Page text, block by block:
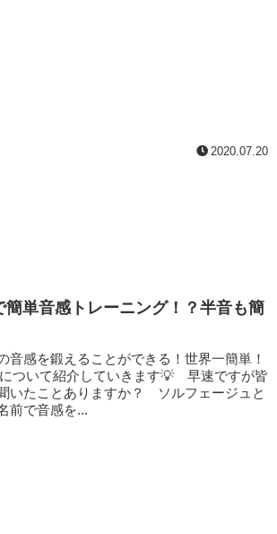
2020.07.20
単音感トレーニング！？半音も簡
感を鍛えることができる！世界一簡単！
について紹介していきます💡 早速ですが皆
いたことありますか？ ソルフェージュと
前で音感を...